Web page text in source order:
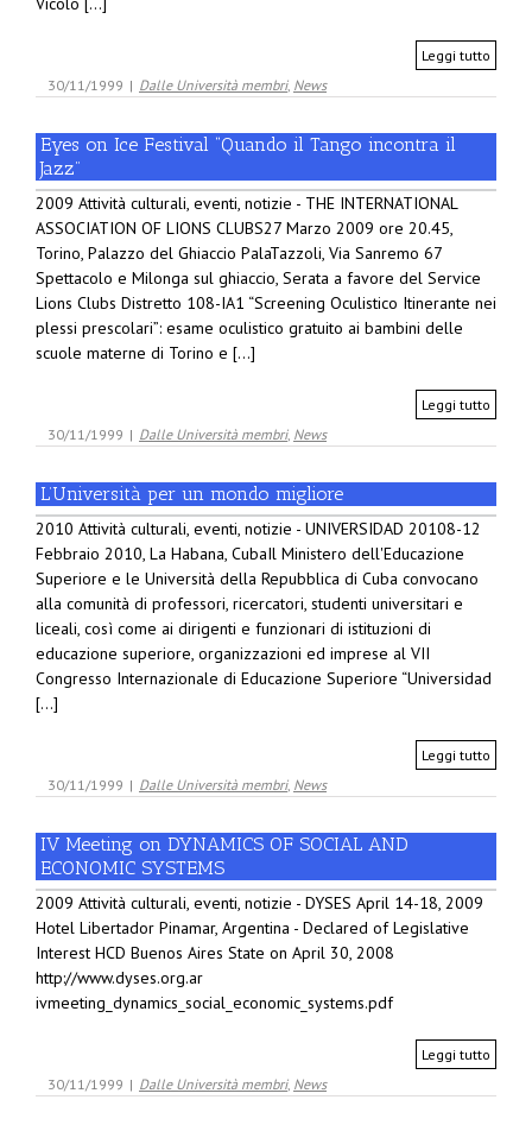
Leggi tutto
30/11/1999 | Dalle Università membri, News
Eyes on Ice Festival “Quando il Tango incontra il
Jazz”
2009 Attività culturali, eventi, notizie - THE INTERNATIONAL
ASSOCIATION OF LIONS CLUBS27 Marzo 2009 ore 20.45,
Torino, Palazzo del Ghiaccio PalaTazzoli, Via Sanremo 67
Spettacolo e Milonga sul ghiaccio, Serata a favore del Service
Lions Clubs Distretto 108-IA1 “Screening Oculistico Itinerante nei
plessi prescolari”: esame oculistico gratuito ai bambini delle
scuole materne di Torino e [...]
Leggi tutto
30/11/1999 | Dalle Università membri, News
L’Università per un mondo migliore
2010 Attività culturali, eventi, notizie - UNIVERSIDAD 20108-12
Febbraio 2010, La Habana, CubaIl Ministero dell'Educazione
Superiore e le Università della Repubblica di Cuba convocano
alla comunità di professori, ricercatori, studenti universitari e
liceali, così come ai dirigenti e funzionari di istituzioni di
educazione superiore, organizzazioni ed imprese al VII
Congresso Internazionale di Educazione Superiore “Universidad
[...]
Leggi tutto
30/11/1999 | Dalle Università membri, News
IV Meeting on DYNAMICS OF SOCIAL AND
ECONOMIC SYSTEMS
2009 Attività culturali, eventi, notizie - DYSES April 14-18, 2009
Hotel Libertador Pinamar, Argentina - Declared of Legislative
Interest HCD Buenos Aires State on April 30, 2008
http://www.dyses.org.ar
ivmeeting_dynamics_social_economic_systems.pdf
Leggi tutto
30/11/1999 | Dalle Università membri, News